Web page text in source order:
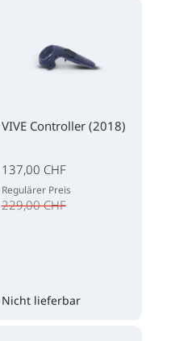
VIVE Controller (2018)
137,00 CHF
Regulärer Preis
229,00 CHF
Nicht lieferbar